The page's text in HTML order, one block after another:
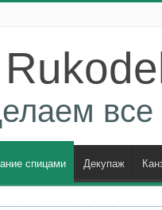
все
спицами Декупаж